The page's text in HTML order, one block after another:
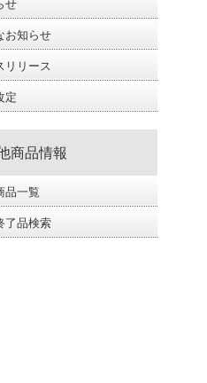
せ
お知らせ
リリース
定
商品情報
品一覧
了品検索